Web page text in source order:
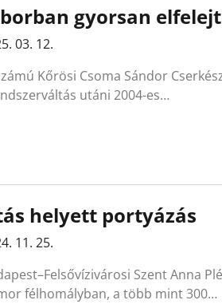
gyorsan
03. 12.
Kőrösi Csoma Sándor
utáni 2004-es…
helyett portyázás
11. 25.
Szent Anna
félhomályban, a több mint 300…